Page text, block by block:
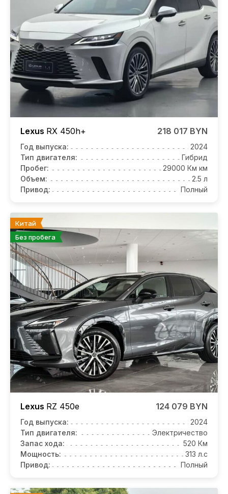
Lexus RX 450h+ 218 017 BYN
Год выпуска:
2024
Тип двигателя:
Гибрид
Пробег:
29000 Км км
Объем:
2.5 л
Привод:
Полный
Китай
Без пробега
Lexus RZ 450e 124 079 BYN
Год выпуска:
2024
Тип двигателя:
Электричество
Запас хода:
520 Км
Мощность:
313 л.с
Привод:
Полный